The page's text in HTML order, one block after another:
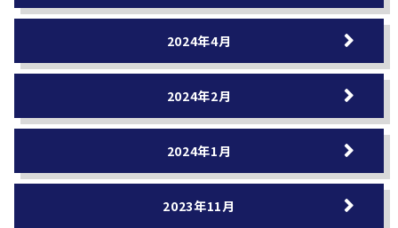
2024年4月
2024年2月
2024年1月
2023年11月